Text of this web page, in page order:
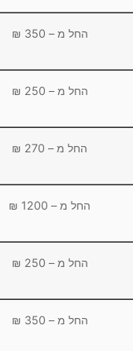
החל מ – 350 ₪
החל מ – 250 ₪
החל מ – 270 ₪
החל מ – 1200 ₪
החל מ – 250 ₪
החל מ – 350 ₪